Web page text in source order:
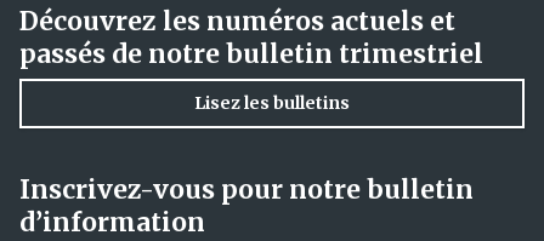
Découvrez les numéros actuels et
passés de notre bulletin trimestriel
Lisez les bulletins
Inscrivez-vous pour notre bulletin
d’information